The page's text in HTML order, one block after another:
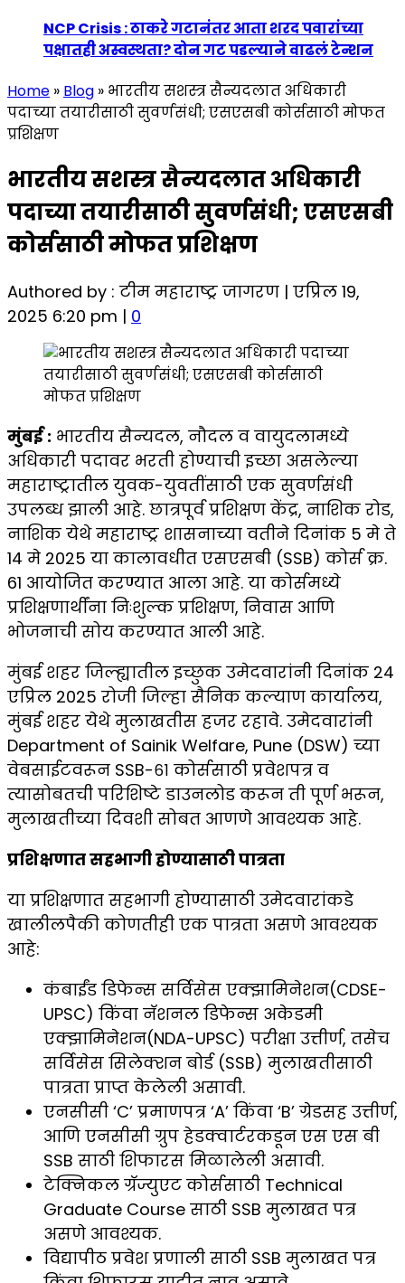
NCP Crisis : ठाकरे गटानंतर आता शरद पवारांच्या
पक्षातही अस्वस्थता? दोन गट पडल्याने वाढलं टेन्शन
Home » Blog » भारतीय सशस्त्र सैन्यदलात अधिकारी
पदाच्या तयारीसाठी सुवर्णसंधी; एसएसबी कोर्ससाठी मोफत
प्रशिक्षण
भारतीय सशस्त्र सैन्यदलात अधिकारी
पदाच्या तयारीसाठी सुवर्णसंधी; एसएसबी
कोर्ससाठी मोफत प्रशिक्षण
Authored by : टीम महाराष्ट्र जागरण | एप्रिल 19,
2025 6:20 pm | 0
मुंबई : भारतीय सैन्यदल, नौदल व वायुदलामध्ये
अधिकारी पदावर भरती होण्याची इच्छा असलेल्या
महाराष्ट्रातील युवक-युवतींसाठी एक सुवर्णसंधी
उपलब्ध झाली आहे. छात्रपूर्व प्रशिक्षण केंद्र, नाशिक रोड,
नाशिक येथे महाराष्ट्र शासनाच्या वतीने दिनांक 5 मे ते
14 मे 2025 या कालावधीत एसएसबी (SSB) कोर्स क्र.
61 आयोजित करण्यात आला आहे. या कोर्समध्ये
प्रशिक्षणार्थींना निःशुल्क प्रशिक्षण, निवास आणि
भोजनाची सोय करण्यात आली आहे.
मुंबई शहर जिल्ह्यातील इच्छुक उमेदवारांनी दिनांक 24
एप्रिल 2025 रोजी जिल्हा सैनिक कल्याण कार्यालय,
मुंबई शहर येथे मुलाखतीस हजर रहावे. उमेदवारांनी
Department of Sainik Welfare, Pune (DSW) च्या
वेबसाईटवरून SSB-६१ कोर्ससाठी प्रवेशपत्र व
त्यासोबतची परिशिष्टे डाउनलोड करून ती पूर्ण भरून,
मुलाखतीच्या दिवशी सोबत आणणे आवश्यक आहे.
प्रशिक्षणात सहभागी होण्यासाठी पात्रता
या प्रशिक्षणात सहभागी होण्यासाठी उमेदवारांकडे
खालीलपैकी कोणतीही एक पात्रता असणे आवश्यक
आहे:
कंबाईंड डिफेन्स सर्विसेस एक्झामिनेशन(CDSE-
UPSC) किंवा नॅशनल डिफेन्स अकेडमी
एक्झामिनेशन(NDA-UPSC) परीक्षा उत्तीर्ण, तसेच
सर्विसेस सिलेक्शन बोर्ड (SSB) मुलाखतीसाठी
पात्रता प्राप्त केलेली असावी.
एनसीसी ‘C’ प्रमाणपत्र ‘A’ किंवा ‘B’ ग्रेडसह उत्तीर्ण,
आणि एनसीसी ग्रुप हेडक्वार्टरकडून एस एस बी
SSB साठी शिफारस मिळालेली असावी.
टेक्निकल ग्रॅज्युएट कोर्ससाठी Technical
Graduate Course साठी SSB मुलाखत पत्र
असणे आवश्यक.
विद्यापीठ प्रवेश प्रणाली साठी SSB मुलाखत पत्र